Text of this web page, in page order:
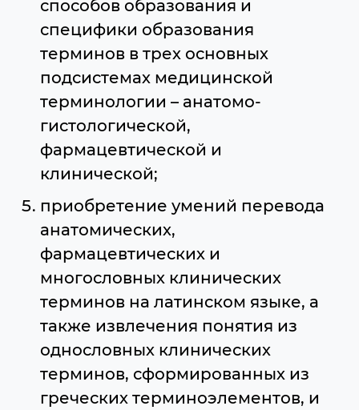
способов образования и
специфики образования
терминов в трех основных
подсистемах медицинской
терминологии – анатомо-
гистологической,
фармацевтической и
клинической;
приобретение умений перевода
анатомических,
фармацевтических и
многословных клинических
терминов на латинском языке, а
также извлечения понятия из
однословных клинических
терминов, сформированных из
греческих терминоэлементов, и